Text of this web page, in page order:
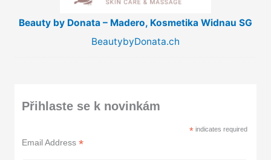
Beauty by Donata – Madero, Kosmetika Widnau SG
BeautybyDonata.ch
Přihlaste se k novinkám
*indicates required
Email Address *